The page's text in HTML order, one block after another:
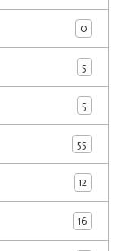
0
5
5
55
12
16